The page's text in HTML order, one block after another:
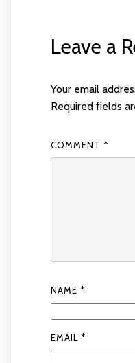
Leave a
Your email
Required fields
COMMENT *
NAME *
EMAIL *